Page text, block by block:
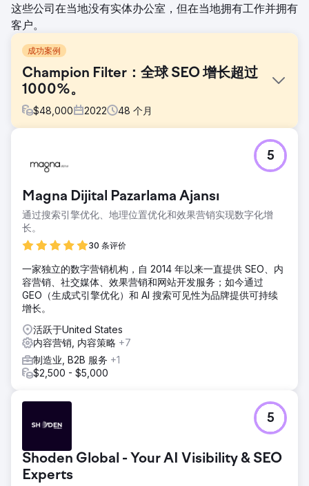
这些公司在当地没有实体办公室，但在当地拥有工作并拥有
客户。
成功案例
Champion Filter：全球 SEO 增长超过
1000%。
$48,000 2022 48 个月
尽管Şampiyon Filtre总部位于土耳其，但其目标是在全球市场
发展并提升知名度，尤其是在美国等竞争激烈的市场。其主要
度，并通过数字渠道获得更多高质量的B2B销售线索。与此同
时，公司还需要加强技术基础设施、内容结构和国际SEO策
略。
解决方案
容营销和全球数字战略。我们重新设计了土耳其语和英语内
容，重点关注用户意图、语义深度和收益前后对比 (EEAT)。
我们制定了包含 48 个月发布计划的全面内容路线图；我们共
同拓展了产品页面和信息页面。此外，我们还对技术 SEO、页
面优化、内部链接架构、移动设备兼容性、速度和图像优化进
行了重组。
结果
四年内，自然流量增长超过1000%。该品牌在谷歌上针对超过
1000个关键词首页排名，近200个关键词排名第一。这一增长
直接提升了Şampiyon Filtre的全球知名度和B2B潜在客户开发
能力。Magna Dijital与Şampiyon Filtre的合作仍在继续。
Magna Dijital Pazarlama Ajansı
通过搜索引擎优化、地理位置优化和效果营销实现数字化增
长。
30 条评价
5
一家独立的数字营销机构，自 2014 年以来一直提供 SEO、内
容营销、社交媒体、效果营销和网站开发服务；如今通过
GEO（生成式引擎优化）和 AI 搜索可见性为品牌提供可持续
增长。
活跃于United States
内容营销, 内容策略 +7
制造业, B2B 服务 +1
$2,500 - $5,000
Shoden Global - Your AI Visibility & SEO
Experts
5